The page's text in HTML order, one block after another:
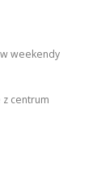
w weekendy
z centrum